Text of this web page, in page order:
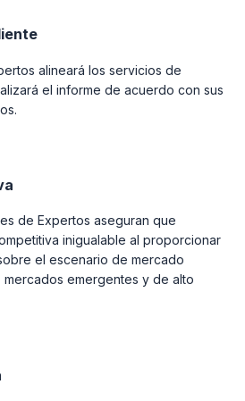
alineará los servicios de
el informe de acuerdo con sus
de Expertos aseguran que
inigualable al proporcionar
el escenario de mercado
emergentes y de alto